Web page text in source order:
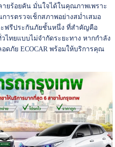
ยร้อยคัน มั่นใจได้ในคุณภาพเพราะ
ารตรวจเช็กสภาพอย่างสม่ำเสมอ
ะฟรีประกันภัยชั้นหนึ่ง ที่สำคัญคือ
ทยแบบไม่จำกัดระยะทาง หากกำลัง
ดภัย ECOCAR พร้อมให้บริการคุณ